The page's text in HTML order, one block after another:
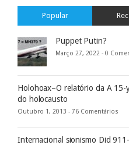
Popular
Puppet Putin?
Março 27, 2022 - 0
Holohoax–O relatório da A
do holocausto
Outubro 1, 2013 - 76 Comentários
Internacional sionismo Did